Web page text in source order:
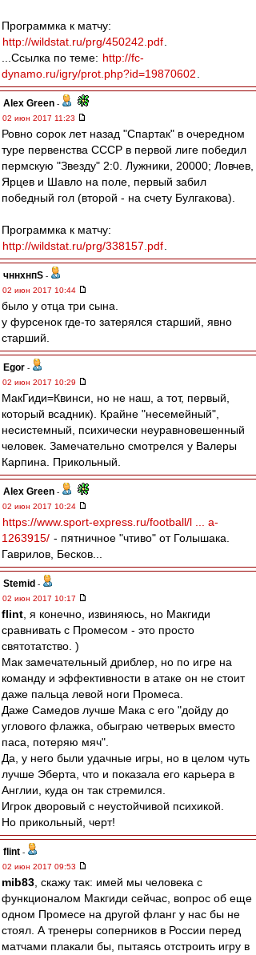
Программка к матчу:
http://wildstat.ru/prg/450242.pdf
...Ссылка по теме: http://fc-
dynamo.ru/igry/prot.php?id=19870602
Alex Green -
02 июн 2017 11:23
Ровно сорок лет назад "Спартак" в очередном
туре первенства СССР в первой лиге победил
пермскую "Звезду" 2:0. Лужники, 20000; Ловчев,
Ярцев и Шавло на поле, первый забил
победный гол (второй - на счету Булгакова).
Программка к матчу:
http://wildstat.ru/prg/338157.pdf
чннхнпS -
02 июн 2017 10:44
было у отца три сына.
у фурсенок где-то затерялся старший, явно
старший.
Egor -
02 июн 2017 10:29
МакГиди=Квинси, но не наш, а тот, первый,
который всадник). Крайне "несемейный",
несистемный, психически неуравновешенный
человек. Замечательно смотрелся у Валеры
Карпина. Прикольный.
Alex Green -
02 июн 2017 10:24
https://www.sport-express.ru/football/l ... a-
1263915/ - пятничное "чтиво" от Голышака.
Гаврилов, Бесков...
Stemid -
02 июн 2017 10:17
flint , я конечно, извиняюсь, но Макгиди
сравнивать с Промесом - это просто
святотатство. )
Мак замечательный дриблер, но по игре на
команду и эффективности в атаке он не стоит
даже пальца левой ноги Промеса.
Даже Самедов лучше Мака с его "дойду до
углового флажка, обыграю четверых вместо
паса, потеряю мяч".
Да, у него были удачные игры, но в целом чуть
лучше Эберта, что и показала его карьера в
Англии, куда он так стремился.
Игрок дворовый с неустойчивой психикой.
Но прикольный, черт!
flint -
02 июн 2017 09:53
mib83 , скажу так: имей мы человека с
функционалом Макгиди сейчас, вопрос об еще
одном Промесе на другой фланг у нас бы не
стоял. А тренеры соперников в России перед
матчами плакали бы, пытаясь отстроить игру в